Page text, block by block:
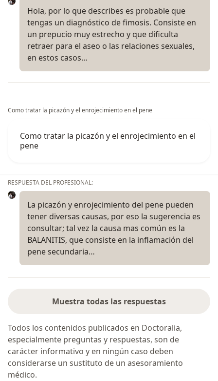
Hola, por lo que describes es probable que
tengas un diagnóstico de fimosis. Consiste en
un prepucio muy estrecho y que dificulta
retraer para el aseo o las relaciones sexuales,
en estos casos…
Como tratar la picazón y el enrojecimiento en el pene
Como tratar la picazón y el enrojecimiento en el
pene
RESPUESTA DEL PROFESIONAL:
La picazón y enrojecimiento del pene pueden
tener diversas causas, por eso la sugerencia es
consultar; tal vez la causa mas común es la
BALANITIS, que consiste en la inflamación del
pene secundaria…
Muestra todas las respuestas
Todos los contenidos publicados en Doctoralia,
especialmente preguntas y respuestas, son de
carácter informativo y en ningún caso deben
considerarse un sustituto de un asesoramiento
médico.